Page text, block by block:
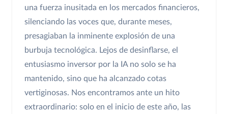
una fuerza inusitada en los mercados financieros,
silenciando las voces que, durante meses,
presagiaban la inminente explosión de una
burbuja tecnológica. Lejos de desinflarse, el
entusiasmo inversor por la IA no solo se ha
mantenido, sino que ha alcanzado cotas
vertiginosas. Nos encontramos ante un hito
extraordinario: solo en el inicio de este año, las